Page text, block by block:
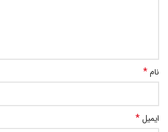
نام*
ایمیل*